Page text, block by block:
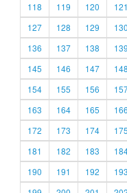
118
119 120 121
127
128 129 130
136
137 138 139
145
146 147 148
154
155 156
163
164 165 166
172
173 174 175
181
182 183
190
191 192 193